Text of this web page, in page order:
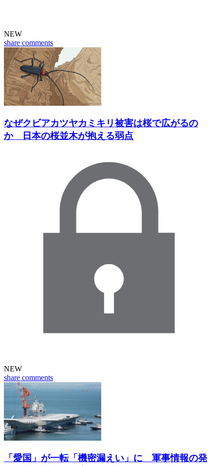
NEW
share comments
なぜクビアカツヤカミキリ被害は桜で広がるの
か 日本の桜並木が抱える弱点
NEW
share comments
「愛国」が一転「機密漏えい」に 軍事情報の発